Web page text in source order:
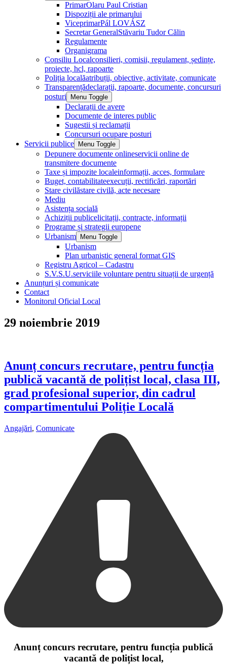
PrimarOlaru Paul Cristian
Dispoziții ale primarului
ViceprimarPál LOVÁSZ
Secretar GeneralStăvariu Tudor Călin
Regulamente
Organigrama
Consiliu Localconsilieri, comisii, regulament, ședințe,
proiecte, hcl, rapoarte
Poliția localăatribuții, obiective, activitate, comunicate
Transparențădeclarații, rapoarte, documente, concursuri
posturi
Menu Toggle
Declarații de avere
Documente de interes public
Sugestii și reclamații
Concursuri ocupare posturi
Servicii publice
Menu Toggle
Depunere documente onlineservicii online de
transmitere documente
Taxe și impozite localeinformații, acces, formulare
Buget, contabilitateexecuții, rectificări, raportări
Stare civilăstare civilă, acte necesare
Mediu
Asistența socială
Achiziții publicelicitații, contracte, informații
Programe și strategii europene
Urbanism
Menu Toggle
Urbanism
Plan urbanistic general format GIS
Registru Agricol – Cadastru
S.V.S.U.serviciile voluntare pentru situații de urgență
Anunțuri și comunicate
Contact
Monitorul Oficial Local
29 noiembrie 2019
Anunț concurs recrutare, pentru funcția
publică vacantă de polițist local, clasa III,
grad profesional superior, din cadrul
compartimentului Poliție Locală
Angajări, Comunicate
Anunț concurs recrutare, pentru funcția publică
vacantă de polițist local,